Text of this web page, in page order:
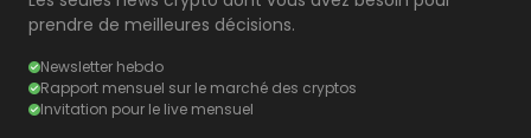
prendre de meilleures décisions.
Newsletter hebdo
Rapport mensuel sur le marché des cryptos
Invitation pour le live mensuel